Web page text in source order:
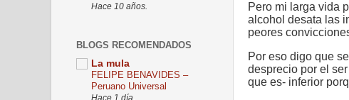
Pero mi larga vida
alcohol desata las
peores
Por eso digo que
desprecio por el
que es- inferior
Hace 10 años.
BLOGS RECOMENDADOS
La mula
FELIPE BENAVIDES –
Peruano Universal